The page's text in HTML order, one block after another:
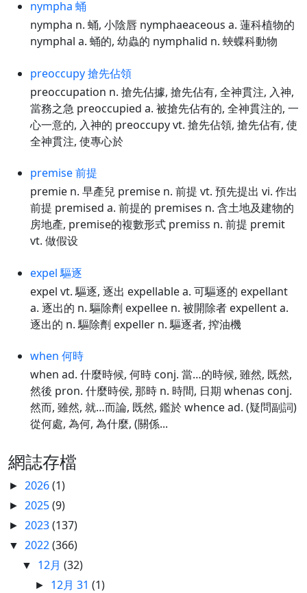
nympha 蛹
nympha n. 蛹, 小陰唇 nymphaeaceous a. 蓮科植物的
nymphal a. 蛹的, 幼蟲的 nymphalid n. 蛺蝶科動物
preoccupy 搶先佔領
preoccupation n. 搶先佔據, 搶先佔有, 全神貫注, 入神,
當務之急 preoccupied a. 被搶先佔有的, 全神貫注的, 一
心一意的, 入神的 preoccupy vt. 搶先佔領, 搶先佔有, 使
全神貫注, 使專心於
premise 前提
premie n. 早產兒 premise n. 前提 vt. 預先提出 vi. 作出
前提 premised a. 前提的 premises n. 含土地及建物的
房地產, premise的複數形式 premiss n. 前提 premit
vt. 做假设
expel 驅逐
expel vt. 驅逐, 逐出 expellable a. 可驅逐的 expellant
a. 逐出的 n. 驅除劑 expellee n. 被開除者 expellent a.
逐出的 n. 驅除劑 expeller n. 驅逐者, 搾油機
when 何時
when ad. 什麼時候, 何時 conj. 當…的時候, 雖然, 既然,
然後 pron. 什麼時侯, 那時 n. 時間, 日期 whenas conj.
然而, 雖然, 就…而論, 既然, 鑑於 whence ad. (疑問副詞)
從何處, 為何, 為什麼, (關係...
網誌存檔
► 2026(1)
► 2025(9)
► 2023(137)
▼ 2022(366)
▼ 12月(32)
► 12月 31(1)